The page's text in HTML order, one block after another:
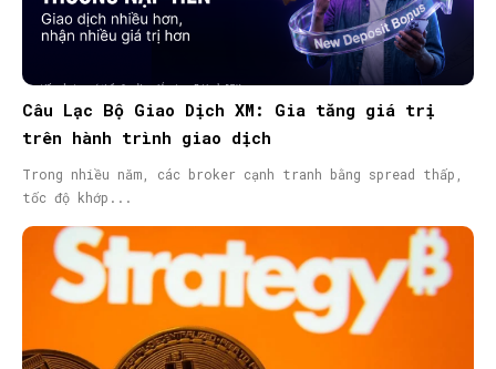
Câu Lạc Bộ Giao Dịch XM: Gia tăng giá trị
trên hành trình giao dịch
Trong nhiều năm, các broker cạnh tranh bằng spread thấp,
tốc độ khớp...